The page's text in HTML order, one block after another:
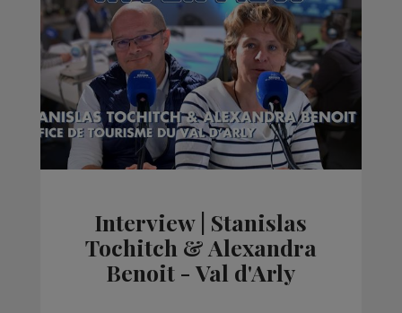
Interview | Stanislas
Tochitch & Alexandra
Benoit - Val d'Arly